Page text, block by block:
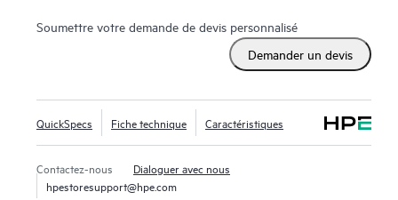
Soumettre votre demande de devis personnalisé
Demander un devis
QuickSpecs Fiche technique Caractéristiques
Contactez-nous
Dialoguer avec nous
hpestoresupport@hpe.com